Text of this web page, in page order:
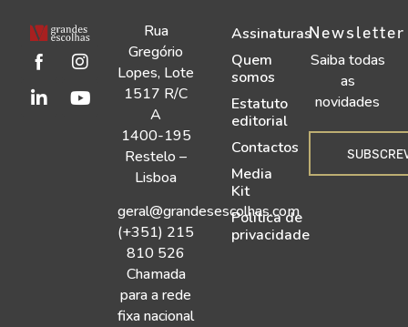
Rua
Gregório
Lopes, Lote
1517 R/C
A
1400-195
Restelo –
Lisboa
geral@grandesescolhas.com
(+351) 215
810 526
Chamada
para a rede
fixa nacional
Assinaturas
Quem
somos
Estatuto
editorial
Contactos
Media
Kit
Política de
privacidade
Newsletter
Saiba todas
as
novidades